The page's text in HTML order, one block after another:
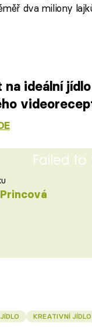
dva miliony
ideální
Failed to
KREATIVNÍ JÍDLO